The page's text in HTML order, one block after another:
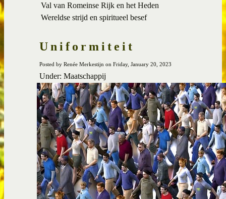
Val van Romeinse Rijk en het Heden
Wereldse strijd en spiritueel besef
Uniformiteit
Posted by Renée Merkestijn on Friday, January 20, 2023
Under: Maatschappij